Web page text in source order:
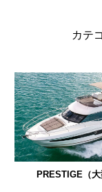
カテ
PRESTIGE（大